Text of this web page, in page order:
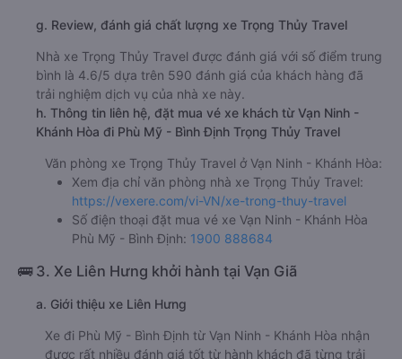
g. Review, đánh giá chất lượng xe Trọng Thủy Travel
Nhà xe Trọng Thủy Travel được đánh giá với số điểm trung
bình là 4.6/5 dựa trên 590 đánh giá của khách hàng đã
trải nghiệm dịch vụ của nhà xe này.
h. Thông tin liên hệ, đặt mua vé xe khách từ Vạn Ninh -
Khánh Hòa đi Phù Mỹ - Bình Định Trọng Thủy Travel
Văn phòng xe Trọng Thủy Travel ở Vạn Ninh - Khánh Hòa:
Xem địa chỉ văn phòng nhà xe Trọng Thủy Travel:
https://vexere.com/vi-VN/xe-trong-thuy-travel
Số điện thoại đặt mua vé xe Vạn Ninh - Khánh Hòa
Phù Mỹ - Bình Định: 1900 888684
🚌 3. Xe Liên Hưng khởi hành tại Vạn Giã
a. Giới thiệu xe Liên Hưng
Xe đi Phù Mỹ - Bình Định từ Vạn Ninh - Khánh Hòa nhận
được rất nhiều đánh giá tốt từ hành khách đã từng trải